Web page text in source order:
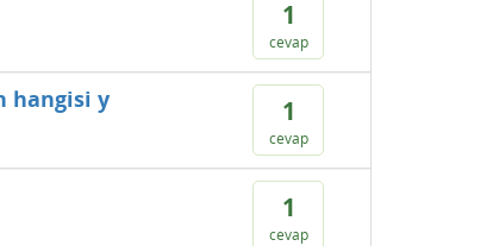
1
cevap
1
cevap
hangisi y
1
cevap